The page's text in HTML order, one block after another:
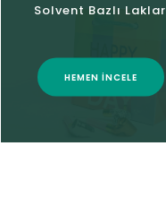
Solvent Bazlı Laklar
HEMEN İNCELE